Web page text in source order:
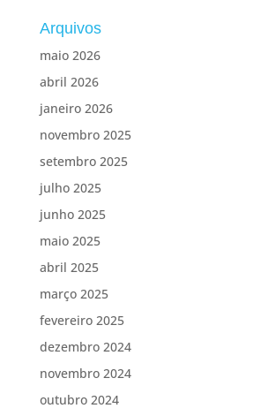
Arquivos
maio 2026
abril 2026
janeiro 2026
novembro 2025
setembro 2025
julho 2025
junho 2025
maio 2025
abril 2025
março 2025
fevereiro 2025
dezembro 2024
novembro 2024
outubro 2024